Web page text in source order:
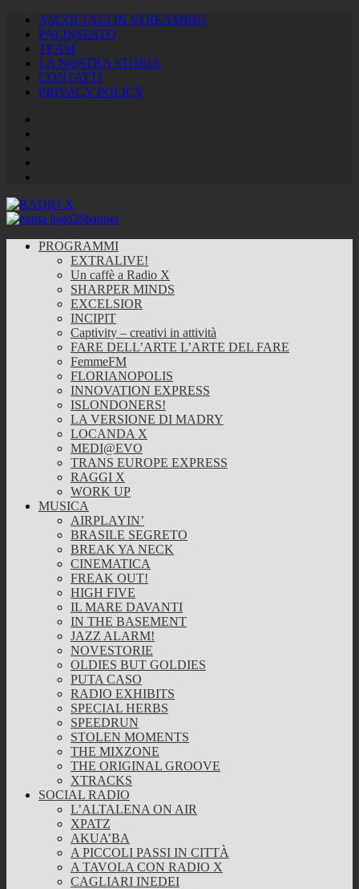
ASCOLTACI IN STREAMING
PALINSESTO
TEAM
LA NOSTRA STORIA
CONTATTI
PRIVACY POLICY
PROGRAMMI
EXTRALIVE!
Un caffè a Radio X
SHARPER MINDS
EXCELSIOR
INCIPIT
Captivity – creativi in attività
FARE DELL’ARTE L’ARTE DEL FARE
FemmeFM
FLORIANOPOLIS
INNOVATION EXPRESS
ISLONDONERS!
LA VERSIONE DI MADRY
LOCANDA X
MEDI@EVO
TRANS EUROPE EXPRESS
RAGGI X
WORK UP
MUSICA
AIRPLAYIN’
BRASILE SEGRETO
BREAK YA NECK
CINEMATICA
FREAK OUT!
HIGH FIVE
IL MARE DAVANTI
IN THE BASEMENT
JAZZ ALARM!
NOVESTORIE
OLDIES BUT GOLDIES
PUTA CASO
RADIO EXHIBITS
SPECIAL HERBS
SPEEDRUN
STOLEN MOMENTS
THE MIXZONE
THE ORIGINAL GROOVE
XTRACKS
SOCIAL RADIO
L’ALTALENA ON AIR
XPATZ
AKUA’BA
A PICCOLI PASSI IN CITTÀ
A TAVOLA CON RADIO X
CAGLIARI INEDEI